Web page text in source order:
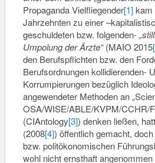
Propaganda Vielfliegender[1]kam
Jahrzehnten zu einer
geschuldeten bzw. folgenden-
Umpolung der Ärzte“(MAIO 2015
den Berufspflichten bzw. den
Berufsordnungen kollidierenden-
Korrumpierungen bezüglich
angewendeter Methoden an
OSA/WISE/ABLE/KVPM/CCHR/
(CIAntology[3]) denken ließen,
(2008[4]) öffentlich gemacht,
bzw. politökonomischen
wohl nicht ernsthaft